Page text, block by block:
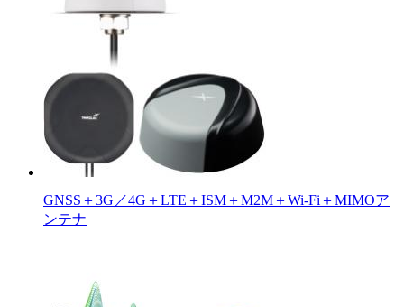
GNSS＋3G／4G＋LTE＋ISM＋M2M＋Wi-Fi＋MIMOア
ンテナ